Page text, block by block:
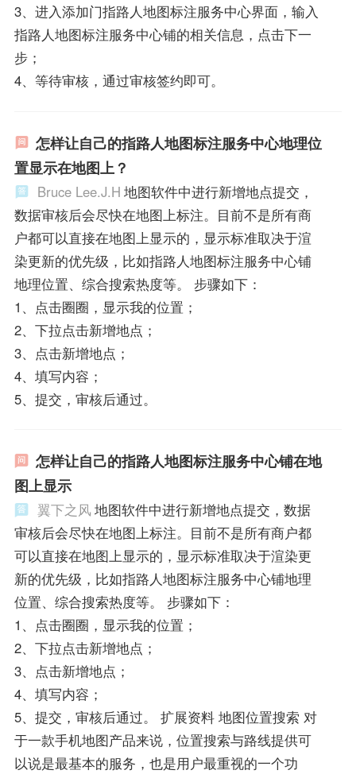
3、进入添加门指路人地图标注服务中心界面，输入
指路人地图标注服务中心铺的相关信息，点击下一
步；
4、等待审核，通过审核签约即可。
怎样让自己的指路人地图标注服务中心地理位
置显示在地图上？
Bruce Lee.J.H 地图软件中进行新增地点提交，
数据审核后会尽快在地图上标注。目前不是所有商
户都可以直接在地图上显示的，显示标准取决于渲
染更新的优先级，比如指路人地图标注服务中心铺
地理位置、综合搜索热度等。 步骤如下：
1、点击圈圈，显示我的位置；
2、下拉点击新增地点；
3、点击新增地点；
4、填写内容；
5、提交，审核后通过。
怎样让自己的指路人地图标注服务中心铺在地
图上显示
翼下之风 地图软件中进行新增地点提交，数据
审核后会尽快在地图上标注。目前不是所有商户都
可以直接在地图上显示的，显示标准取决于渲染更
新的优先级，比如指路人地图标注服务中心铺地理
位置、综合搜索热度等。 步骤如下：
1、点击圈圈，显示我的位置；
2、下拉点击新增地点；
3、点击新增地点；
4、填写内容；
5、提交，审核后通过。 扩展资料 地图位置搜索 对
于一款手机地图产品来说，位置搜索与路线提供可
以说是最基本的服务，也是用户最重视的一个功